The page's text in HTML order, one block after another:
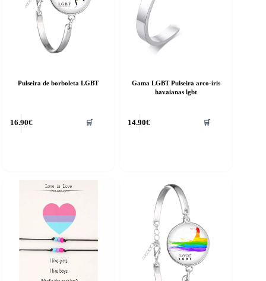
Pulseira de borboleta LGBT
16.90€ 🛒
Gama LGBT Pulseira arco-íris
havaianas lgbt
14.90€ 🛒